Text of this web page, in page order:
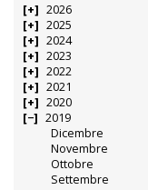
2026
2025
2024
2023
2022
2021
2020
2019
Dicembre
Novembre
Ottobre
Settembre